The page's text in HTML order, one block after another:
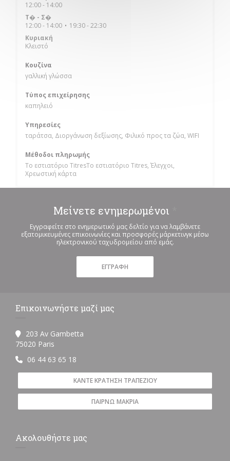
12:00 - 14:00
Τ� - Σ�
12:00 - 14:00 • 19:30 - 22:30
Κυριακή
Κλειστό
Κουζίνα
γαλλική γλώσσα
Τύπος επιχείρησης
καπηλειό
Υπηρεσίες
ταράτσα, Διοργάνωση δεξίωσης, Φιλικό προς τα ζώα, WIFI
Μέθοδοι πληρωμής
Το εστιατόριο TitresΤο εστιατόριο Titres, Έλεγχοι,
Χρεωστική κάρτα
Μείνετε ενημερωμένοι
Εγγραφείτε στο ενημερωτικό μας δελτίο για να λαμβάνετε
εξατομικευμένες επικοινωνίες και προσφορές μάρκετινγκ μέσω
ηλεκτρονικού ταχυδρομείου από εμάς.
ΕΓΓΡΑΦΉ
Επικοινωνήστε μαζί μας
203 Av Gambetta
75020 Paris
06 44 63 65 18
ΚΆΝΤΕ ΚΡΆΤΗΣΗ ΤΡΑΠΕΖΙΟΎ
ΠΑΊΡΝΩ ΜΑΚΡΙΆ
Ακολουθήστε μας